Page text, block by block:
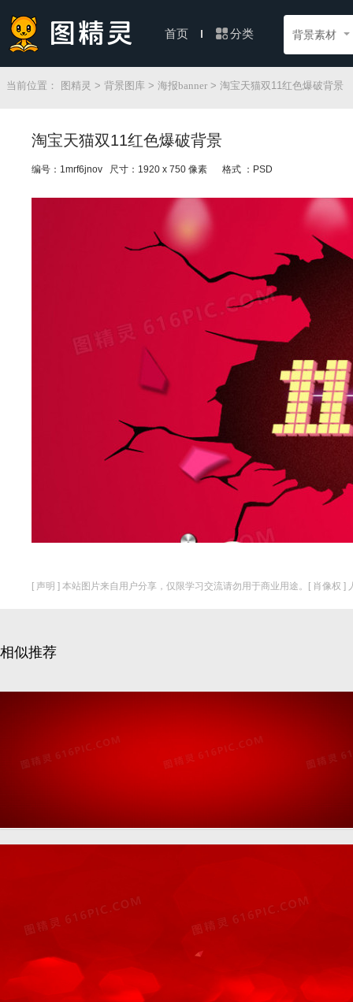
首页 分类 背景素材
当前位置： 图精灵 > 背景图库 > 海报banner > 淘宝天猫双11红色爆破背景
淘宝天猫双11红色爆破背景
编号：1mrf6jnov 尺寸：1920 x 750 像素 格式 ：PSD
[ 声明 ] 本站图片来自用户分享，仅限学习交流请勿用于商业用途。[ 肖像权 ]
相似推荐